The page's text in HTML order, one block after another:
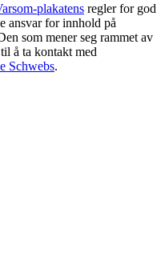
plakatens regler for god
ansvar for innhold på
som mener seg rammet av
å ta kontakt med
Schwebs.